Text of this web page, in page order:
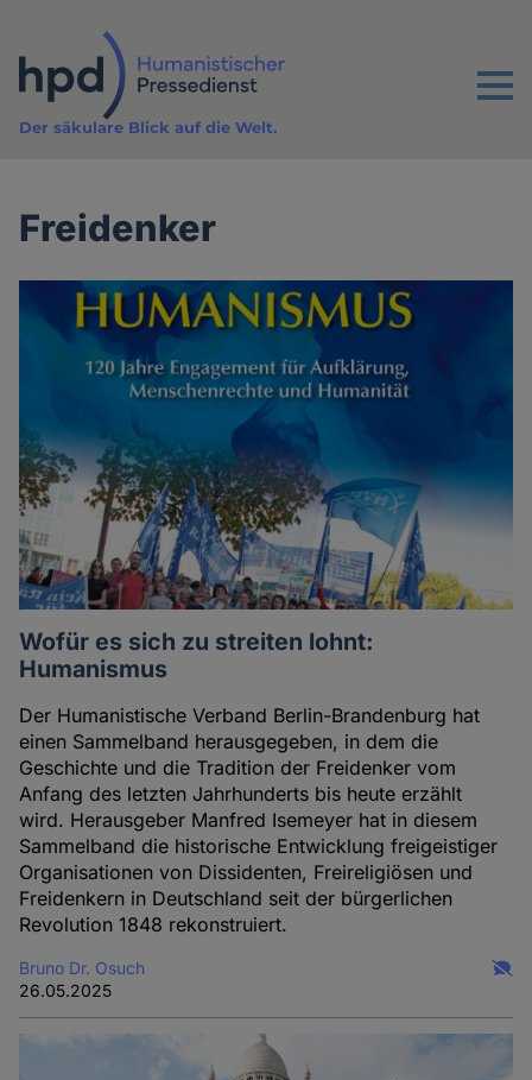
Inhalt
Menu
Der säkulare Blick auf die Welt.
Freidenker
Wofür es sich zu streiten lohnt:
Humanismus
Der Humanistische Verband Berlin-Brandenburg hat
einen Sammelband herausgegeben, in dem die
Geschichte und die Tradition der Freidenker vom
Anfang des letzten Jahrhunderts bis heute erzählt
wird. Herausgeber Manfred Isemeyer hat in diesem
Sammelband die historische Entwicklung freigeistiger
Organisationen von Dissidenten, Freireligiösen und
Freidenkern in Deutschland seit der bürgerlichen
Revolution 1848 rekonstruiert.
Bruno Dr. Osuch
26.05.2025